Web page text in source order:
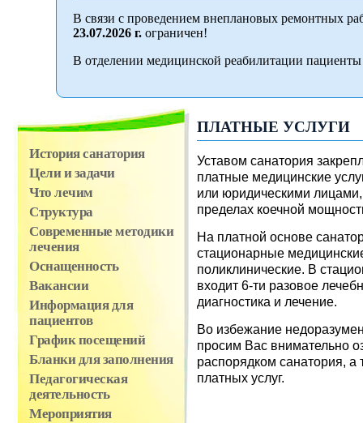
В связи с проведением внеплановых ремонтных
23.07.2026 г. ограничен!
В отделении медицинской реабилитации
История санатория
Цели и задачи
Что лечим
Структура
Современные методики
лечения
Оснащенность
Вакансии
Информация для
пациентов
График посещений
Бланки для заполнения
Педагогическая
деятельность
Мероприятия
ПЛАТНЫЕ УСЛУГИ
Уставом санатория
платные медицинские
или юридическими лицами,
пределах коечной
На платной основе
стационарные
поликлинические. В
входит 6-ти разовое
диагностика и лечение.
Во избежание
просим Вас внимательно
распорядком санатория,
платных услуг.